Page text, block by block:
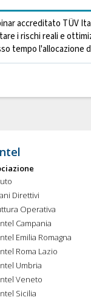
accreditato TÜV
i rischi reali e
tempo l'allocazione
Direttivi
Operativa
Campania
Emilia Romagna
Roma Lazio
Umbria
Veneto
Sicilia